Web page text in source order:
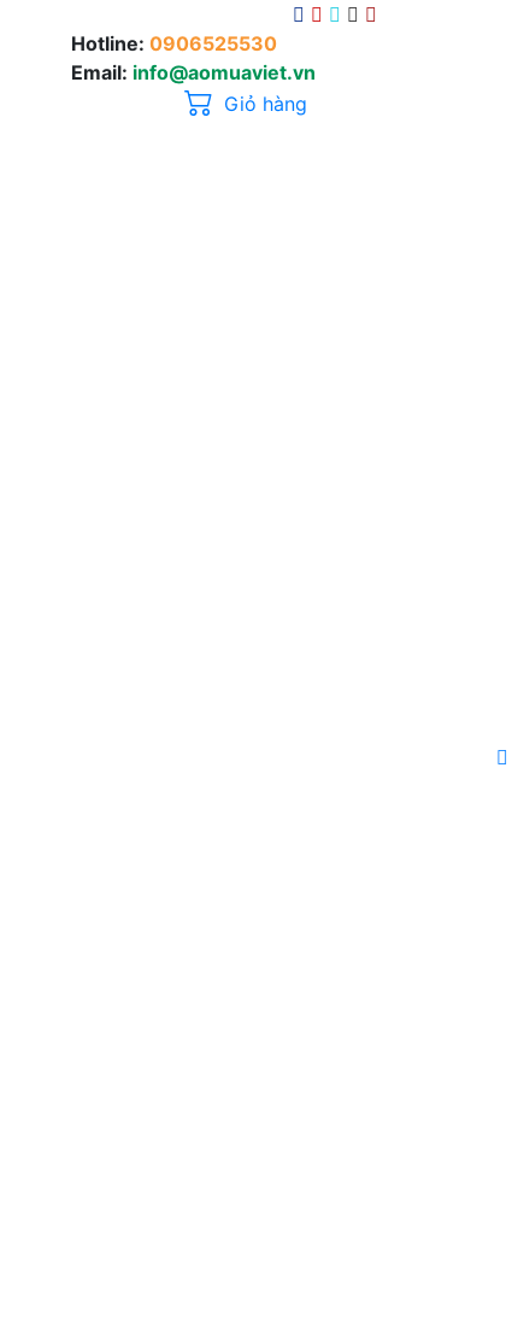
Hotline: 0906525530
Email: info@aomuaviet.vn
Giỏ hàng